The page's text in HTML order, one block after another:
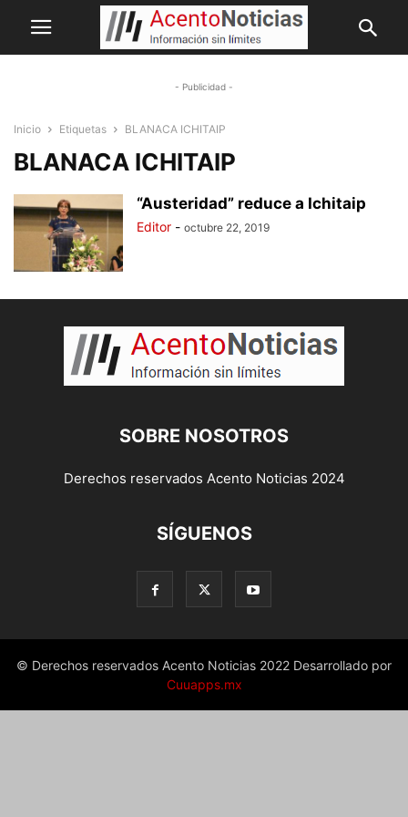
- Publicidad -
Inicio Etiquetas BLANACA ICHITAIP
BLANACA ICHITAIP
“Austeridad” reduce a Ichitaip
Editor - octubre 22, 2019
SOBRE NOSOTROS
Derechos reservados Acento Noticias 2024
SÍGUENOS
© Derechos reservados Acento Noticias 2022 Desarrollado por
Cuuapps.mx